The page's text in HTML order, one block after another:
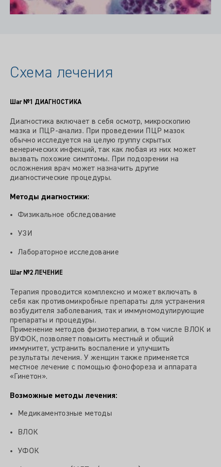
Схема лечения
Шаг №1 ДИАГНОСТИКА
Диагностика включает в себя осмотр, микроскопию
мазка и ПЦР-анализ. При проведении ПЦР мазок
обычно исследуется на целую группу скрытых
венерических инфекций, так как любая из них может
вызвать похожие симптомы. При подозрении на
осложнения врач может назначить другие
диагностические процедуры.
Методы диагностики:
Физикальное обследование
УЗИ
Лабораторное исследование
Шаг №2 ЛЕЧЕНИЕ
Терапия проводится комплексно и может включать в
себя как противомикробные препараты для устранения
возбудителя заболевания, так и иммуномодулирующие
препараты и процедуры.
Применение методов физиотерапии, в том числе ВЛОК и
ВУФОК, позволяет повысить местный и общий
иммунитет, устранить воспаление и улучшить
результаты лечения. У женщин также применяется
местное лечение с помощью фонофореза и аппарата
«Гинетон».
Возможные методы лечения:
Медикаментозные методы
ВЛОК
УФОК